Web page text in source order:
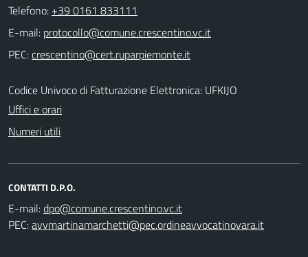
Telefono: +39 0161 833111
E-mail:
PEC:
Codice Univoco di Fatturazione Elettronica: UFKIJO
Uffici e orari
Numeri utili
CONTATTI D.P.O.
E-mail:
PEC: